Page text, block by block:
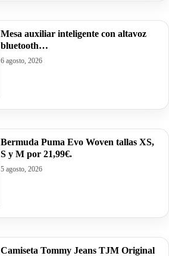
Mesa auxiliar inteligente con altavoz
bluetooth…
6 agosto, 2026
Bermuda Puma Evo Woven tallas XS,
S y M por 21,99€.
5 agosto, 2026
Camiseta Tommy Jeans TJM Original